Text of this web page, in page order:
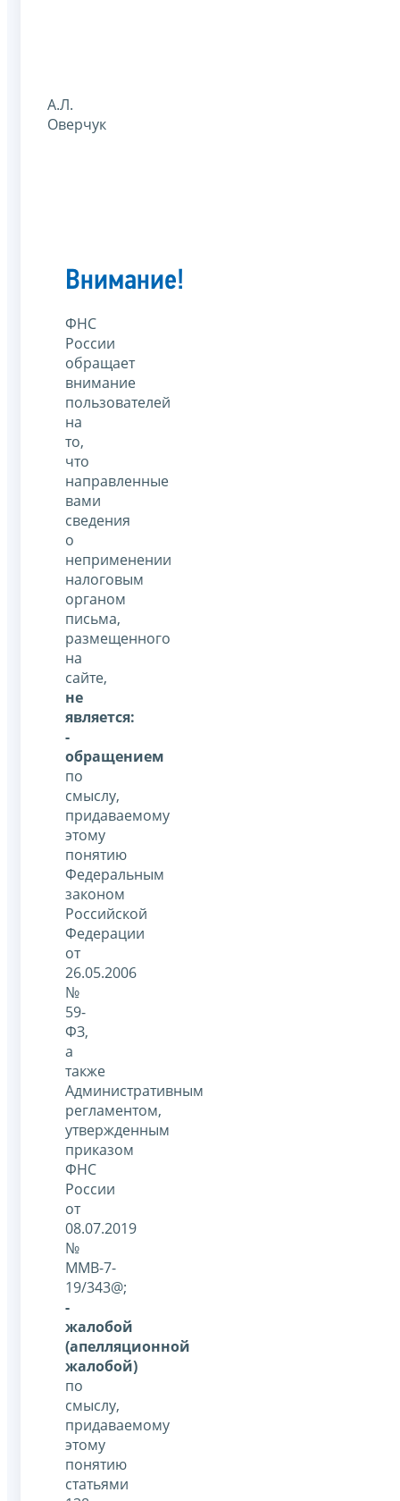
А.Л.
Оверчук
Внимание!
ФНС
России
обращает
внимание
пользователей
на
то,
что
направленные
вами
сведения
о
неприменении
налоговым
органом
письма,
размещенного
на
сайте,
не
является:
-
обращением
по
смыслу,
придаваемому
этому
понятию
Федеральным
законом
Российской
Федерации
от
26.05.2006
№
59-
ФЗ,
а
также
Административным
регламентом,
утвержденным
приказом
ФНС
России
от
08.07.2019
№
ММВ-7-
19/343@;
-
жалобой
(апелляционной
жалобой)
по
смыслу,
придаваемому
этому
понятию
статьями